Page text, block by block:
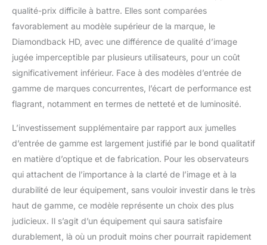
qualité-prix difficile à battre. Elles sont comparées
favorablement au modèle supérieur de la marque, le
Diamondback HD, avec une différence de qualité d’image
jugée imperceptible par plusieurs utilisateurs, pour un coût
significativement inférieur. Face à des modèles d’entrée de
gamme de marques concurrentes, l’écart de performance est
flagrant, notamment en termes de netteté et de luminosité.
L’investissement supplémentaire par rapport aux jumelles
d’entrée de gamme est largement justifié par le bond qualitatif
en matière d’optique et de fabrication. Pour les observateurs
qui attachent de l’importance à la clarté de l’image et à la
durabilité de leur équipement, sans vouloir investir dans le très
haut de gamme, ce modèle représente un choix des plus
judicieux. Il s’agit d’un équipement qui saura satisfaire
durablement, là où un produit moins cher pourrait rapidement